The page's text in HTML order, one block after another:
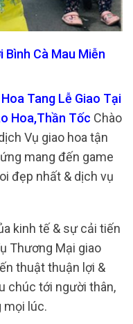
Cà Mau Miễn
Tang Lễ Giao Tại
Hoa,Thần Tốc Chào
Vụ giao hoa tận
mang đến game
đẹp nhất & dịch vụ
kinh tế & sự cải tiến
Thương Mại giao
thuật thuận lợi &
chúc tới người thân,
mọi lúc.